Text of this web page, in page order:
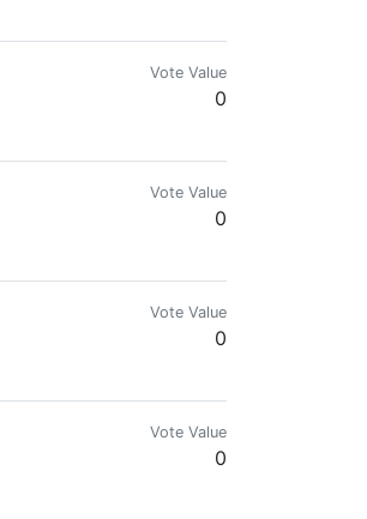
Crónicas de viaje y bienestar
Vote Value
0
Vote Value
0
Vote Value
0
Vote Value
0